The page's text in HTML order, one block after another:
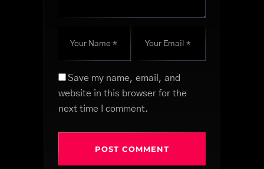
Save my name, email, and
website in this browser for the
next time I comment.